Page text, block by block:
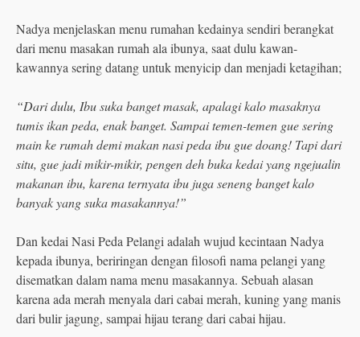
Nadya menjelaskan menu rumahan kedainya sendiri berangkat
dari menu masakan rumah ala ibunya, saat dulu kawan-
kawannya sering datang untuk menyicip dan menjadi ketagihan;
“Dari dulu, Ibu suka banget masak, apalagi kalo masaknya
tumis ikan peda, enak banget. Sampai temen-temen gue sering
main ke rumah demi makan nasi peda ibu gue doang! Tapi dari
situ, gue jadi mikir-mikir, pengen deh buka kedai yang ngejualin
makanan ibu, karena ternyata ibu juga seneng banget kalo
banyak yang suka masakannya!”
Dan kedai Nasi Peda Pelangi adalah wujud kecintaan Nadya
kepada ibunya, beriringan dengan filosofi nama pelangi yang
disematkan dalam nama menu masakannya. Sebuah alasan
karena ada merah menyala dari cabai merah, kuning yang manis
dari bulir jagung, sampai hijau terang dari cabai hijau.